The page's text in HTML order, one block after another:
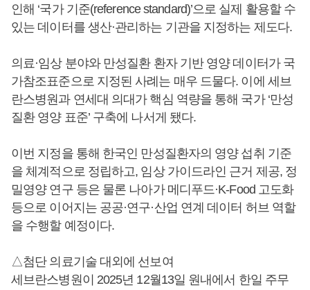
인해 ‘국가 기준(reference standard)’으로 실제 활용할 수
있는 데이터를 생산·관리하는 기관을 지정하는 제도다.
의료·임상 분야와 만성질환 환자 기반 영양 데이터가 국
가참조표준으로 지정된 사례는 매우 드물다. 이에 세브
란스병원과 연세대 의대가 핵심 역량을 통해 국가 ‘만성
질환 영양 표준’ 구축에 나서게 됐다.
이번 지정을 통해 한국인 만성질환자의 영양 섭취 기준
을 체계적으로 정립하고, 임상 가이드라인 근거 제공, 정
밀영양 연구 등은 물론 나아가 메디푸드·K-Food 고도화
등으로 이어지는 공공·연구·산업 연계 데이터 허브 역할
을 수행할 예정이다.
△첨단 의료기술 대외에 선보여
세브란스병원이 2025년 12월13일 원내에서 한일 주무